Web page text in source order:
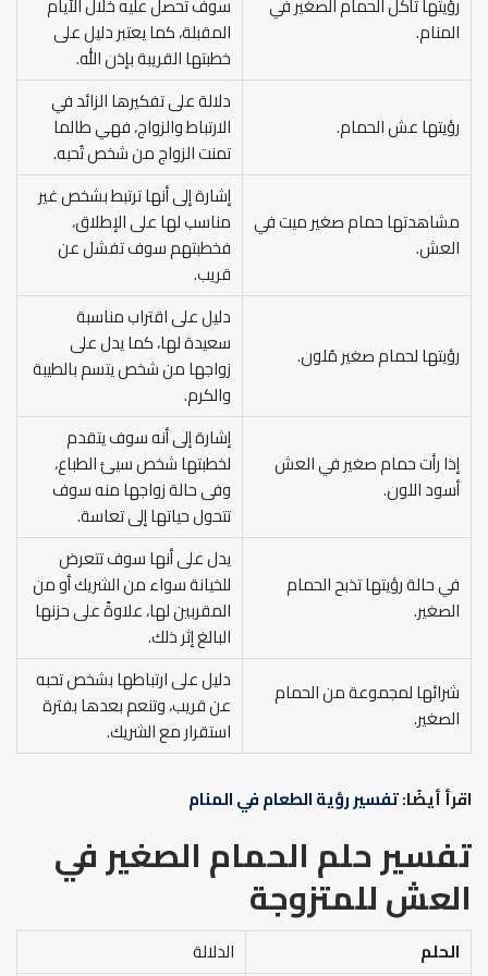
رؤيتها تأكل الحمام الصغير في
المنام.
سوف تحصل عليه خلال الأيام
المقبلة، كما يعتبر دليل على
خطبتها القريبة بإذن الله.
رؤيتها عش الحمام.
دلالة على تفكيرها الزائد في
الارتباط والزواج، فهي طالما
تمنت الزواج من شخص تُحبه.
مشاهدتها حمام صغير ميت في
العش.
إشارة إلى أنها ترتبط بشخص غير
مناسب لها على الإطلاق،
فخطبتهم سوف تفشل عن
قريب.
رؤيتها لحمام صغير مُلون.
دليل على اقتراب مناسبة
سعيدة لها، كما يدل على
زواجها من شخص يتسم بالطيبة
والكرم.
إذا رأت حمام صغير في العش
أسود اللون.
إشارة إلى أنه سوف يتقدم
لخطبتها شخص سيئ الطباع،
وفى حالة زواجها منه سوف
تتحول حياتها إلى تعاسة.
في حالة رؤيتها تذبح الحمام
الصغير.
يدل على أنها سوف تتعرض
للخيانة سواء من الشريك أو من
المقربين لها، علاوةً على حزنها
البالغ إثر ذلك.
شرائها لمجموعة من الحمام
الصغير.
دليل على ارتباطها بشخص تحبه
عن قريب، وتنعم بعدها بفترة
استقرار مع الشريك.
اقرأ أيضًا:تفسير رؤية الطعام في المنام
تفسير حلم الحمام الصغير في
العش للمتزوجة
الحلم الدلالة